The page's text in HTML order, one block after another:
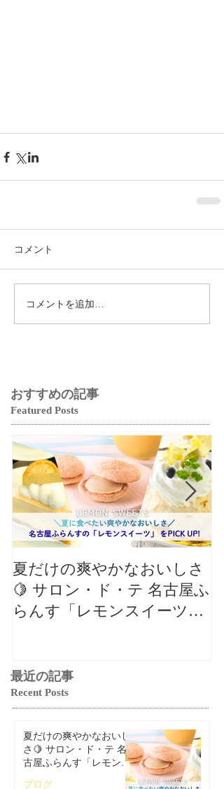
コメント
コメントを追加…
おすすめの記事
Featured Posts
夏だけの爽やかなおいしさ
🍋 サロン・ド・テ 名古屋ふ
らんす「レモンスイーツ特
最近の記事
Recent Posts
夏だけの爽やかなおいし
さ🍋 サロン・ド・テ 名
古屋ふらんす「レモンス
ブログ